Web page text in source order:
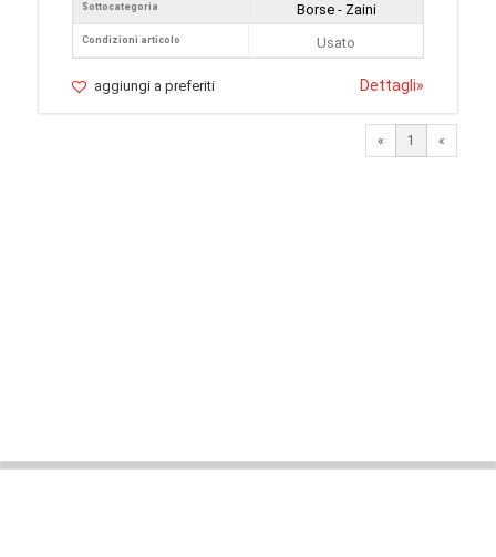
Sottocategoria
Condizioni articolo
Borse - Zaini
Usato
aggiungi a preferiti Dettagli»
« 1 «